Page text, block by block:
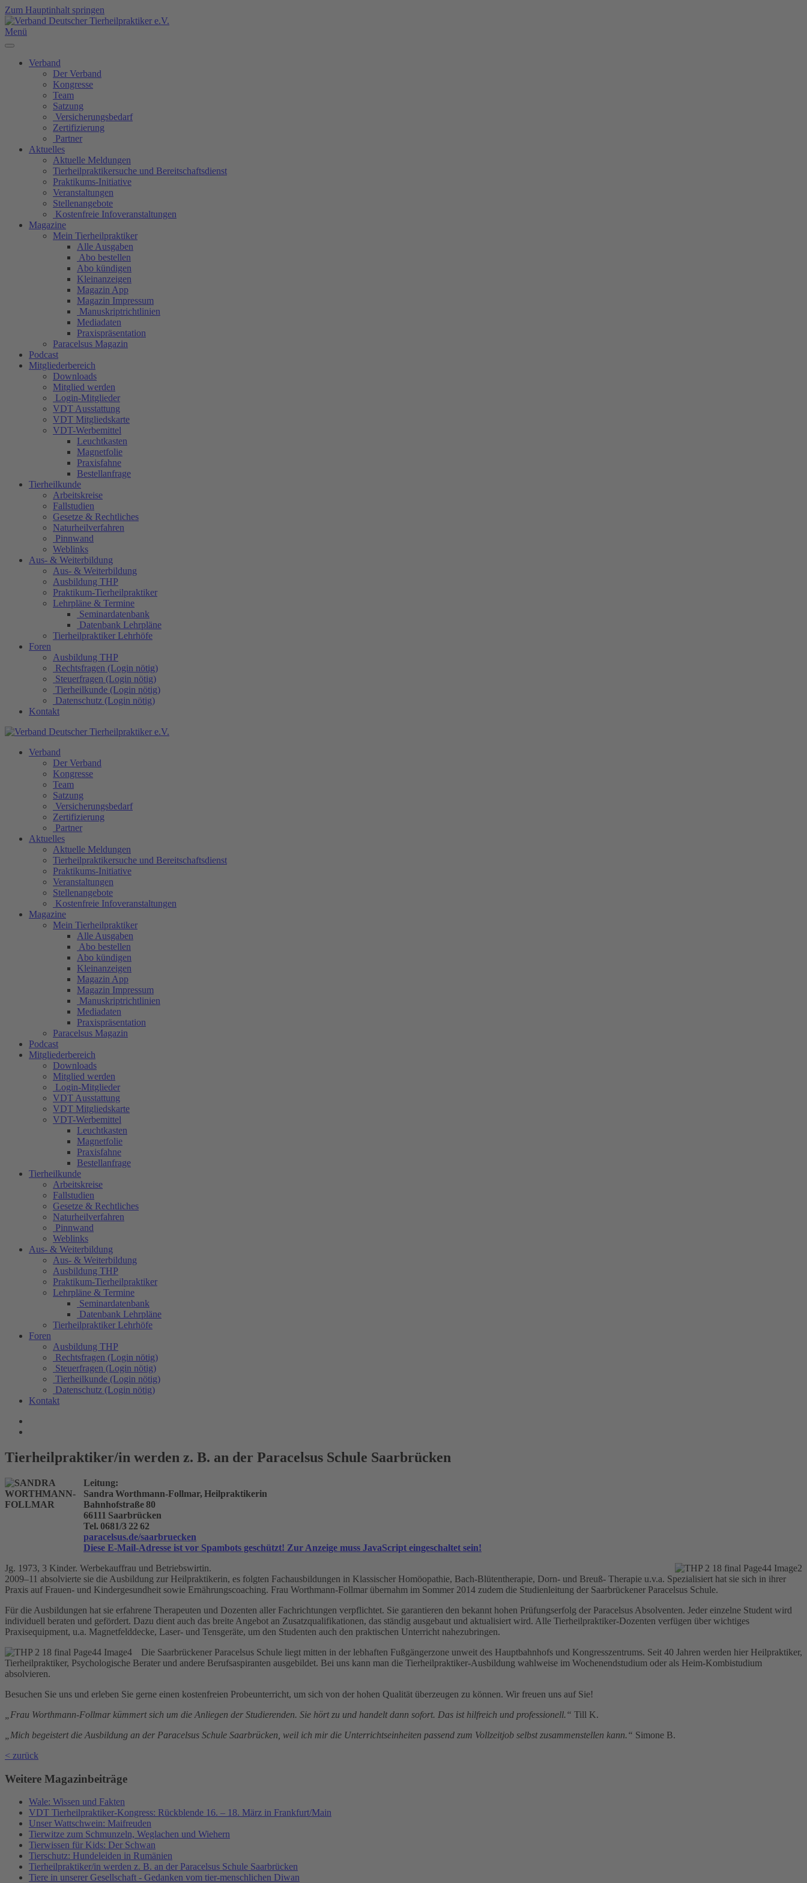
Zum Hauptinhalt springen
Menü
Verband
Der Verband
Kongresse
Team
Satzung
Versicherungsbedarf
Zertifizierung
Partner
Aktuelles
Aktuelle Meldungen
Tierheilpraktikersuche und Bereitschaftsdienst
Praktikums-Initiative
Veranstaltungen
Stellenangebote
Kostenfreie Infoveranstaltungen
Magazine
Mein Tierheilpraktiker
Alle Ausgaben
Abo bestellen
Abo kündigen
Kleinanzeigen
Magazin App
Magazin Impressum
Manuskriptrichtlinien
Mediadaten
Praxispräsentation
Paracelsus Magazin
Podcast
Mitgliederbereich
Downloads
Mitglied werden
Login-Mitglieder
VDT Ausstattung
VDT Mitgliedskarte
VDT-Werbemittel
Leuchtkasten
Magnetfolie
Praxisfahne
Bestellanfrage
Tierheilkunde
Arbeitskreise
Fallstudien
Gesetze & Rechtliches
Naturheilverfahren
Pinnwand
Weblinks
Aus- & Weiterbildung
Aus- & Weiterbildung
Ausbildung THP
Praktikum-Tierheilpraktiker
Lehrpläne & Termine
Seminardatenbank
Datenbank Lehrpläne
Tierheilpraktiker Lehrhöfe
Foren
Ausbildung THP
Rechtsfragen (Login nötig)
Steuerfragen (Login nötig)
Tierheilkunde (Login nötig)
Datenschutz (Login nötig)
Kontakt
Verband
Der Verband
Kongresse
Team
Satzung
Versicherungsbedarf
Zertifizierung
Partner
Aktuelles
Aktuelle Meldungen
Tierheilpraktikersuche und Bereitschaftsdienst
Praktikums-Initiative
Veranstaltungen
Stellenangebote
Kostenfreie Infoveranstaltungen
Magazine
Mein Tierheilpraktiker
Alle Ausgaben
Abo bestellen
Abo kündigen
Kleinanzeigen
Magazin App
Magazin Impressum
Manuskriptrichtlinien
Mediadaten
Praxispräsentation
Paracelsus Magazin
Podcast
Mitgliederbereich
Downloads
Mitglied werden
Login-Mitglieder
VDT Ausstattung
VDT Mitgliedskarte
VDT-Werbemittel
Leuchtkasten
Magnetfolie
Praxisfahne
Bestellanfrage
Tierheilkunde
Arbeitskreise
Fallstudien
Gesetze & Rechtliches
Naturheilverfahren
Pinnwand
Weblinks
Aus- & Weiterbildung
Aus- & Weiterbildung
Ausbildung THP
Praktikum-Tierheilpraktiker
Lehrpläne & Termine
Seminardatenbank
Datenbank Lehrpläne
Tierheilpraktiker Lehrhöfe
Foren
Ausbildung THP
Rechtsfragen (Login nötig)
Steuerfragen (Login nötig)
Tierheilkunde (Login nötig)
Datenschutz (Login nötig)
Kontakt
Tierheilpraktiker/in werden z. B. an der Paracelsus Schule Saarbrücken
Leitung:
Sandra Worthmann-Follmar, Heilpraktikerin
Bahnhofstraße 80
66111 Saarbrücken
Tel. 0681/3 22 62
paracelsus.de/saarbruecken
Diese E-Mail-Adresse ist vor Spambots geschützt! Zur Anzeige muss JavaScript eingeschaltet sein!
Jg. 1973, 3 Kinder. Werbekauffrau und Betriebswirtin.
2009–11 absolvierte sie die Ausbildung zur Heilpraktikerin, es folgten Fachausbildungen in Klassischer Homöopathie, Bach-Blütentherapie, Dorn- und Breuß- Therapie u.v.a. Spezialisiert hat sie sich in ihrer
Praxis auf Frauen- und Kindergesundheit sowie Ernährungscoaching. Frau Worthmann-Follmar übernahm im Sommer 2014 zudem die Studienleitung der Saarbrückener Paracelsus Schule.
Für die Ausbildungen hat sie erfahrene Therapeuten und Dozenten aller Fachrichtungen verpflichtet. Sie garantieren den bekannt hohen Prüfungserfolg der Paracelsus Absolventen. Jeder einzelne Student wird
individuell beraten und gefördert. Dazu dient auch das breite Angebot an Zusatzqualifikationen, das ständig ausgebaut und aktualisiert wird. Alle Tierheilpraktiker-Dozenten verfügen über wichtiges
Praxisequipment, u.a. Magnetfelddecke, Laser- und Tensgeräte, um den Studenten auch den praktischen Unterricht nahezubringen.
Die Saarbrückener Paracelsus Schule liegt mitten in der lebhaften Fußgängerzone unweit des Hauptbahnhofs und Kongresszentrums. Seit 40 Jahren werden hier Heilpraktiker,
Tierheilpraktiker, Psychologische Berater und andere Berufsaspiranten ausgebildet. Bei uns kann man die Tierheilpraktiker-Ausbildung wahlweise im Wochenendstudium oder als Heim-Kombistudium
absolvieren.
Besuchen Sie uns und erleben Sie gerne einen kostenfreien Probeunterricht, um sich von der hohen Qualität überzeugen zu können. Wir freuen uns auf Sie!
„Frau Worthmann-Follmar kümmert sich um die Anliegen der Studierenden. Sie hört zu und handelt dann sofort. Das ist hilfreich und professionell.“ Till K.
„Mich begeistert die Ausbildung an der Paracelsus Schule Saarbrücken, weil ich mir die Unterrichtseinheiten passend zum Vollzeitjob selbst zusammenstellen kann.“ Simone B.
< zurück
Weitere Magazinbeiträge
Wale: Wissen und Fakten
VDT Tierheilpraktiker-Kongress: Rückblende 16. – 18. März in Frankfurt/Main
Unser Wattschwein: Maifreuden
Tierwitze zum Schmunzeln, Weglachen und Wiehern
Tierwissen für Kids: Der Schwan
Tierschutz: Hundeleiden in Rumänien
Tierheilpraktiker/in werden z. B. an der Paracelsus Schule Saarbrücken
Tiere in unserer Gesellschaft - Gedanken vom tier-menschlichen Diwan